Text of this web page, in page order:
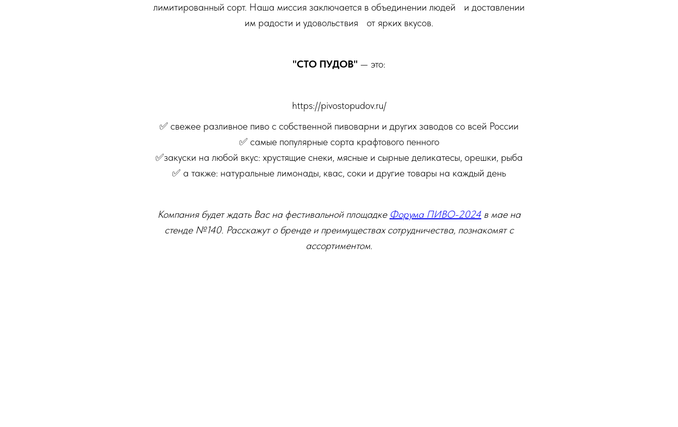
лимитированный сорт. Наша миссия заключается в объединении людей и доставлении
им радости и удовольствия от ярких вкусов.
"СТО ПУДОВ" — это:
https://pivostopudov.ru/
✅ свежее разливное пиво с собственной пивоварни и других заводов со всей России
✅ самые популярные сорта крафтового пенного
✅закуски на любой вкус: хрустящие снеки, мясные и сырные деликатесы, орешки, рыба
✅ а также: натуральные лимонады, квас, соки и другие товары на каждый день
Компания будет ждать Вас на фестивальной площадке Форума ПИВО-2024 в мае на
стенде №140. Расскажут о бренде и преимуществах сотрудничества, познакомят с
ассортиментом.